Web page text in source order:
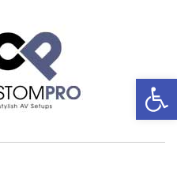
פתח סרגל נגישות